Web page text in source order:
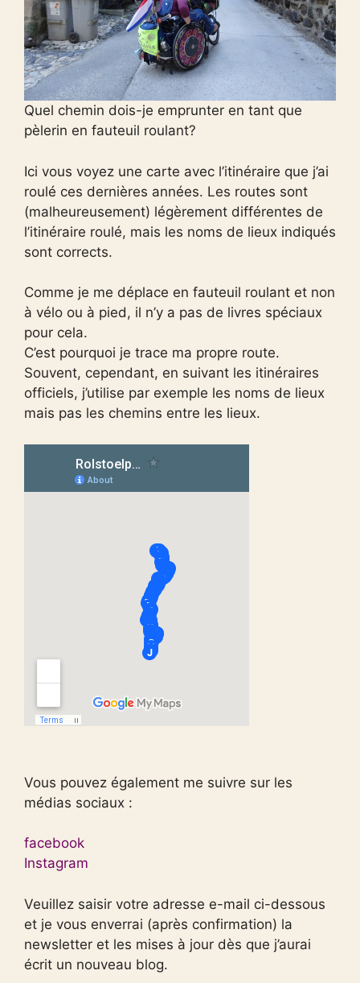
Quel chemin dois-je emprunter en tant que
pèlerin en fauteuil roulant?
Ici vous voyez une carte avec l’itinéraire que j’ai
roulé ces dernières années. Les routes sont
(malheureusement) légèrement différentes de
l’itinéraire roulé, mais les noms de lieux indiqués
sont corrects.
Comme je me déplace en fauteuil roulant et non
à vélo ou à pied, il n’y a pas de livres spéciaux
pour cela.
C’est pourquoi je trace ma propre route.
Souvent, cependant, en suivant les itinéraires
officiels, j’utilise par exemple les noms de lieux
mais pas les chemins entre les lieux.
Vous pouvez également me suivre sur les
médias sociaux :
facebook
Instagram
Veuillez saisir votre adresse e-mail ci-dessous
et je vous enverrai (après confirmation) la
newsletter et les mises à jour dès que j’aurai
écrit un nouveau blog.